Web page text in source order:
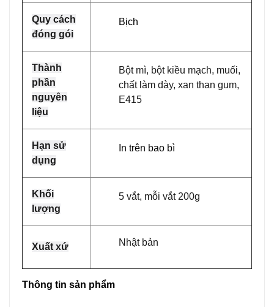
Quy cách
đóng gói
Bịch
Thành
phần
nguyên
liệu
Bột mì, bột kiều mạch, muối,
chất làm dày, xan than gum,
E415
Hạn sử
dụng
In trên bao bì
Khối
lượng
5 vắt, mỗi vắt 200g
Xuất xứ Nhật bản
Thông tin sản phẩm